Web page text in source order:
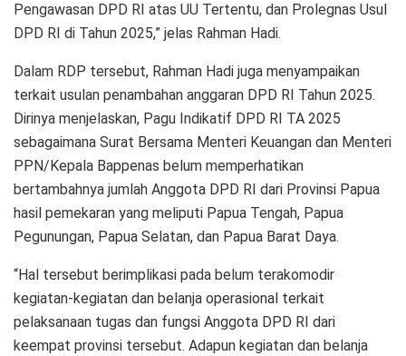
Pengawasan DPD RI atas UU Tertentu, dan Prolegnas Usul
DPD RI di Tahun 2025,” jelas Rahman Hadi.
Dalam RDP tersebut, Rahman Hadi juga menyampaikan
terkait usulan penambahan anggaran DPD RI Tahun 2025.
Dirinya menjelaskan, Pagu Indikatif DPD RI TA 2025
sebagaimana Surat Bersama Menteri Keuangan dan Menteri
PPN/Kepala Bappenas belum memperhatikan
bertambahnya jumlah Anggota DPD RI dari Provinsi Papua
hasil pemekaran yang meliputi Papua Tengah, Papua
Pegunungan, Papua Selatan, dan Papua Barat Daya.
“Hal tersebut berimplikasi pada belum terakomodir
kegiatan-kegiatan dan belanja operasional terkait
pelaksanaan tugas dan fungsi Anggota DPD RI dari
keempat provinsi tersebut. Adapun kegiatan dan belanja